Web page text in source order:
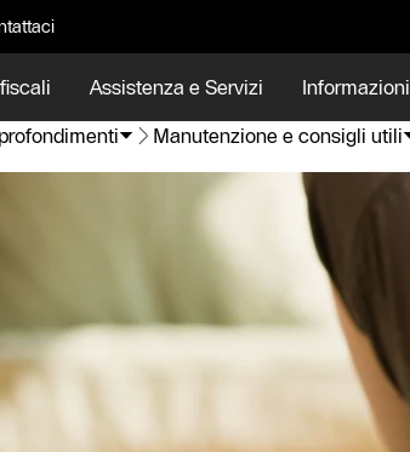
Assistenza e Servizi Informazioni
Manutenzione e consigli utili